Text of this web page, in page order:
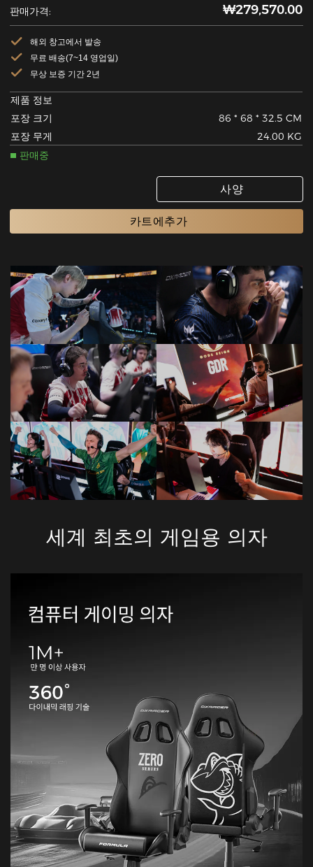
판매가격:
₩279,570.00
해외 창고에서 발송
무료 배송(7~14 영업일)
무상 보증 기간 2년
제품 정보
포장 크기
86 * 68 * 32.5 CM
포장 무게
24.00 KG
판매중
사양
카트에추가
세계 최초의 게임용 의자